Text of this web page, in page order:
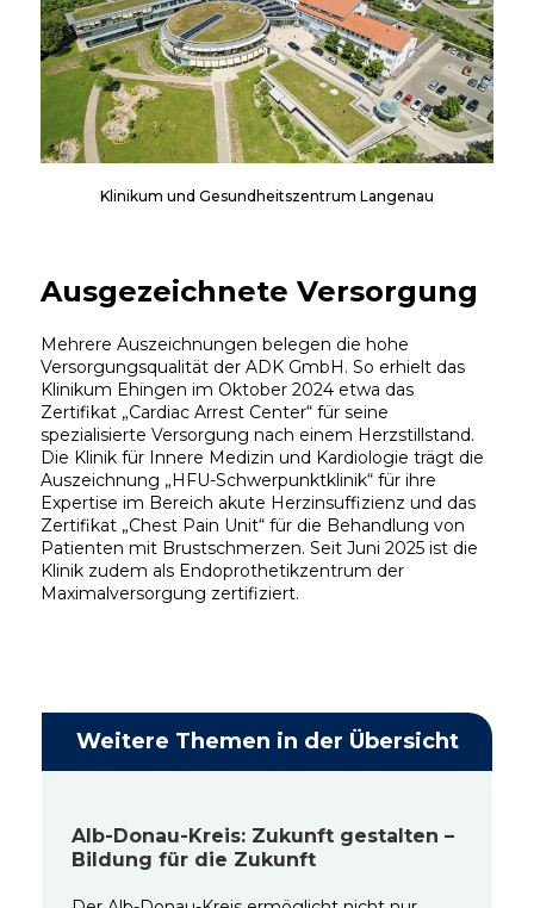
Klinikum und Gesundheitszentrum Langenau
Ausgezeichnete Versorgung
Mehrere Auszeichnungen belegen die hohe
Versorgungsqualität der ADK GmbH. So erhielt das
Klinikum Ehingen im Oktober 2024 etwa das
Zertifikat „Cardiac Arrest Center“ für seine
spezialisierte Versorgung nach einem Herzstillstand.
Die Klinik für Innere Medizin und Kardiologie trägt die
Auszeichnung „HFU-Schwerpunktklinik“ für ihre
Expertise im Bereich akute Herzinsuffizienz und das
Zertifikat „Chest Pain Unit“ für die Behandlung von
Patienten mit Brustschmerzen. Seit Juni 2025 ist die
Klinik zudem als Endoprothetikzentrum der
Maximalversorgung zertifiziert.
Weitere Themen in der Übersicht
Alb-Donau-Kreis: Zukunft gestalten –
Bildung für die Zukunft